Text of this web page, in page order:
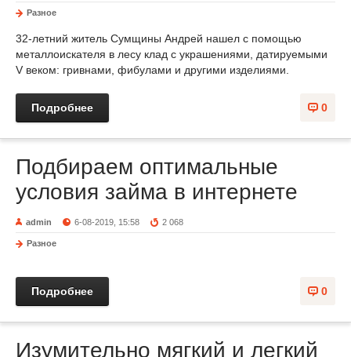
Разное
32-летний житель Сумщины Андрей нашел с помощью
металлоискателя в лесу клад с украшениями, датируемыми
V веком: гривнами, фибулами и другими изделиями.
0
Подробнее
Подбираем оптимальные
условия займа в интернете
admin 6-08-2019, 15:58 2 068
Разное
0
Подробнее
Изумительно мягкий и легкий